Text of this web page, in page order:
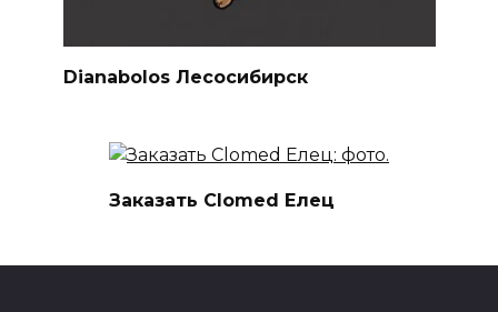
Dianabolos Лесосибирск
Заказать Clomed Елец